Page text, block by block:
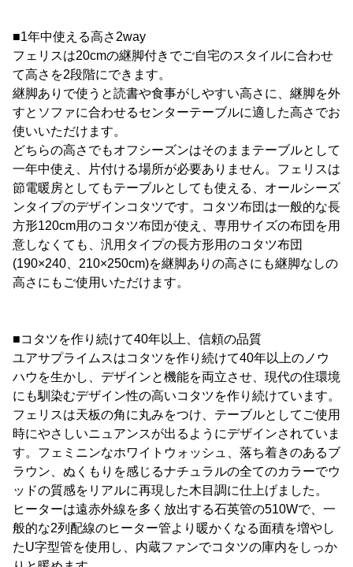
■1年中使える高さ2way
フェリスは20cmの継脚付きでご自宅のスタイルに合わせ
て高さを2段階にできます。
継脚ありで使うと読書や食事がしやすい高さに、継脚を外
すとソファに合わせるセンターテーブルに適した高さでお
使いいただけます。
どちらの高さでもオフシーズンはそのままテーブルとして
一年中使え、片付ける場所が必要ありません。フェリスは
節電暖房としてもテーブルとしても使える、オールシーズ
ンタイプのデザインコタツです。コタツ布団は一般的な長
方形120cm用のコタツ布団が使え、専用サイズの布団を用
意しなくても、汎用タイプの長方形用のコタツ布団
(190×240、210×250cm)を継脚ありの高さにも継脚なしの
高さにもご使用いただけます。
■コタツを作り続けて40年以上、信頼の品質
ユアサプライムスはコタツを作り続けて40年以上のノウ
ハウを生かし、デザインと機能を両立させ、現代の住環境
にも馴染むデザイン性の高いコタツを作り続けています。
フェリスは天板の角に丸みをつけ、テーブルとしてご使用
時にやさしいニュアンスが出るようにデザインされていま
す。フェミニンなホワイトウォッシュ、落ち着きのあるブ
ラウン、ぬくもりを感じるナチュラルの全てのカラーでウ
ッドの質感をリアルに再現した木目調に仕上げました。
ヒーターは遠赤外線を多く放出する石英管の510Wで、一
般的な2列配線のヒーター管より暖かくなる面積を増やし
たU字型管を使用し、内蔵ファンでコタツの庫内をしっか